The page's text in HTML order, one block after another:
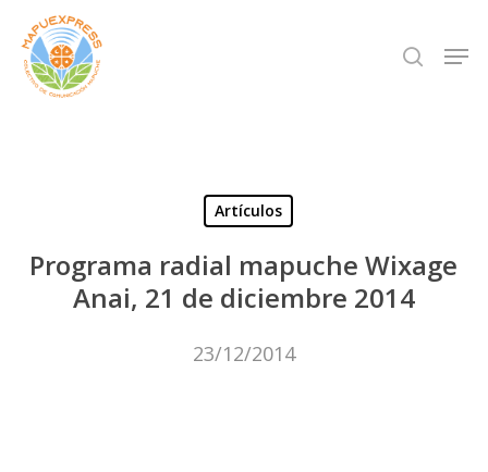
Skip
main
search
Artículos
Programa radial mapuche Wixage
Anai, 21 de diciembre 2014
23/12/2014
Close